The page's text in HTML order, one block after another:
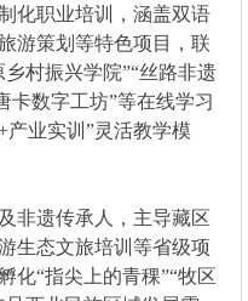
化职业培训，涵盖双语
游策划等特色项目，联
村振兴学院”“丝路非遗
卡数字工坊”等在线学习
产业实训”灵活教学模
非遗传承人，主导藏区
生态文旅培训等省级项
化“指尖上的青稞”“牧区